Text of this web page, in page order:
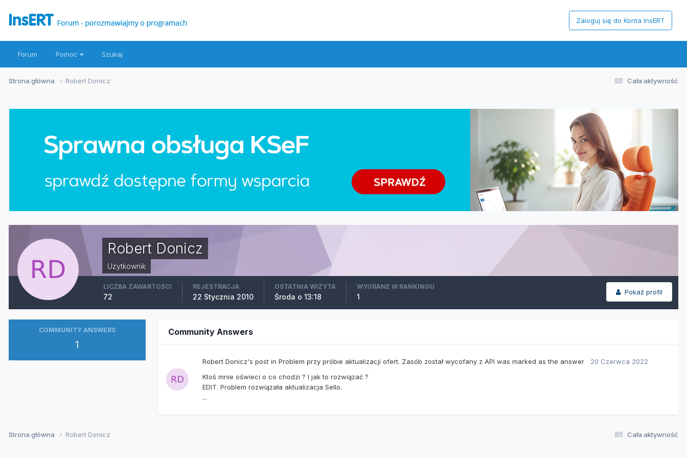
Zaloguj się do Konta InsERT
Forum Pomoc Szukaj
Cała aktywność
Strona główna Robert Donicz
Robert Donicz
Użytkownik
Pokaż profil
LICZBA ZAWARTOŚCI
72
REJESTRACJA
22 Stycznia 2010
OSTATNIA WIZYTA
Środa o 13:18
WYGRANE W RANKINGU
1
COMMUNITY ANSWERS
1
Community Answers
Robert Donicz's post in Problem przy próbie aktualizacji ofert. Zasób został wycofany z API was marked as the answer
20 Czerwca 2022
Ktoś mnie oświeci o co chodzi ? I jak to rozwiązać ?
EDIT. Problem rozwiązała aktualizacja Sello.
...
Cała aktywność
Strona główna Robert Donicz